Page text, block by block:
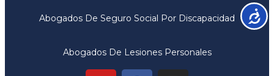
Abogados De Seguro Social Por Discapacidad
Abogados De Lesiones Personales